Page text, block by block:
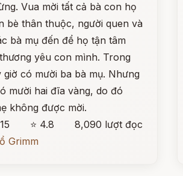
Vua mời tất cả bà con họ
bè thân thuộc, người quen và
bà mụ đến để họ tận tâm
yêu con mình. Trong
giờ có mười ba bà mụ. Nhưng
mười hai đĩa vàng, do đó
không được mời.
⭐ 4.8
8,090 lượt đọc
Grimm